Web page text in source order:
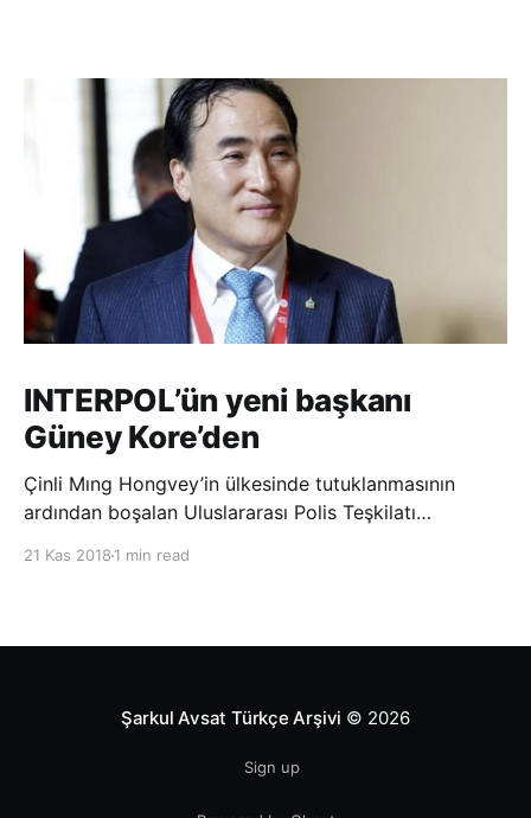
INTERPOL’ün yeni başkanı
Güney Kore’den
Çinli Mıng Hongvey’in ülkesinde tutuklanmasının
ardından boşalan Uluslararası Polis Teşkilatı
21 Kas 2018 1 min read
Şarkul Avsat Türkçe Arşivi © 2026
Sign up